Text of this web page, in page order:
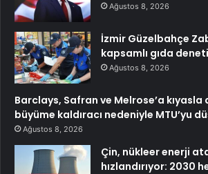
Ağustos 8, 2026
İzmir Güzelbahçe
kapsamlı gıda
Ağustos 8, 2026
Barclays, Safran ve Melrose’a kıyasla
büyüme kaldıracı nedeniyle MTU’yu
Ağustos 8, 2026
Çin, nükleer enerji
hızlandırıyor: 2030